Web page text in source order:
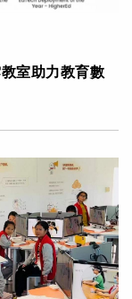
室助力教育數